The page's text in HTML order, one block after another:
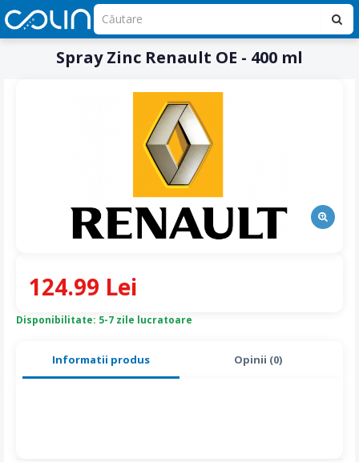
Spray Zinc Renault OE - 400 ml
Informatii produs Opinii (0)
Disponibilitate: 5-7 zile lucratoare
124.99 Lei